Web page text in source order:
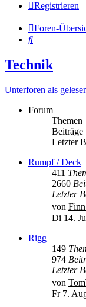
Registrieren
Foren-
Suche
Technik
Unterforen als
Forum
Themen
Beiträge
Letzter
Rumpf / Deck
411
2660
Letzter
von
Di 14.
Rigg
149
974
Letzter
von
Fr 7.